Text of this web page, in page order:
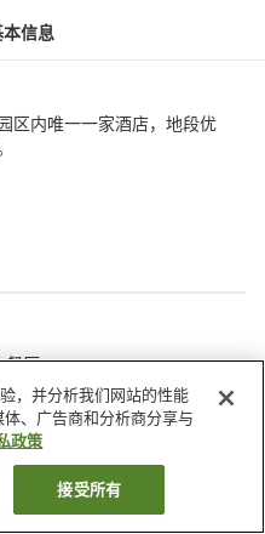
本信息
区内唯一一家酒店，地段优
餐厅
全馆禁烟
豪斯登堡阿姆斯特丹酒店
房
，并分析我们网站的性能
、广告商和分析商分享与
政策
接受所有